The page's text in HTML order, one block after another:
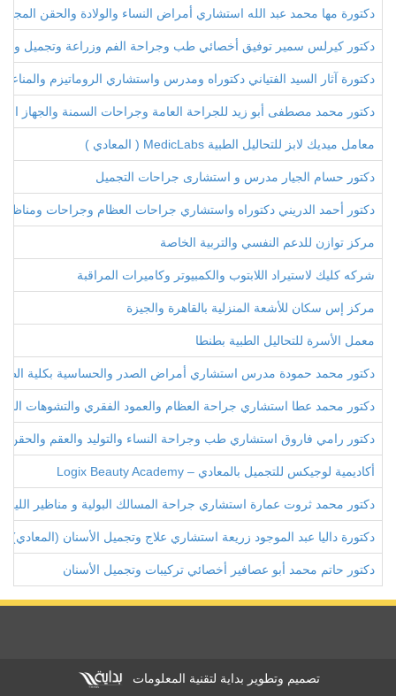
دكتورة مها محمد عبد الله استشاري أمراض النساء والولادة والحقن
دكتور كيرلس سمير توفيق أخصائي طب وجراحة الفم وزراعة وتجميل
دكتورة آثار السيد الفتياني دكتوراه ومدرس واستشاري الروماتيزم والمناعة
دكتور محمد مصطفى أبو زيد للجراحة العامة وجراحات السمنة والجهاز
معامل ميديك لابز للتحاليل الطبية MedicLabs ( المعادي )
دكتور حسام الجيار مدرس و استشارى جراحات التجميل
دكتور أحمد الدريني دكتوراه واستشاري جراحات العظام وجراحات ومناظير
مركز توازن للدعم النفسي والتربية الخاصة
شركه كليك لاستيراد اللابتوب والكمبيوتر وكاميرات المراقبة
مركز إس سكان للأشعة المنزلية بالقاهرة والجيزة
معمل الأسرة للتحاليل الطبية بطنطا
دكتور محمد حمودة مدرس استشاري أمراض الصدر والحساسية بكلية
دكتور محمد عطا استشاري جراحة العظام والعمود الفقري والتشوهات
دكتور رامي فاروق استشاري طب وجراحة النساء والتوليد والعقم والحقن
أكاديمية لوجيكس للتجميل بالمعادي – Logix Beauty Academy
دكتور محمد ثروت عمارة استشاري جراحة المسالك البولية و مناظير
دكتورة داليا عبد الموجود زريعة استشاري علاج وتجميل الأسنان (المعادي)
دكتور حاتم محمد أبو عصافير أخصائي تركيبات وتجميل الأسنان
تصميم وتطوير بداية لتقنية المعلومات